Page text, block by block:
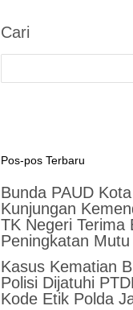
Cari
Pos-pos Terbaru
Bunda PAUD
Kunjungan
TK Negeri Terima
Peningkatan
Kasus Kematian
Polisi Dijatuhi
Kode Etik Polda